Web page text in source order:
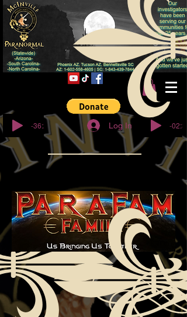
© Copyright
-36:27 Log In -02:32